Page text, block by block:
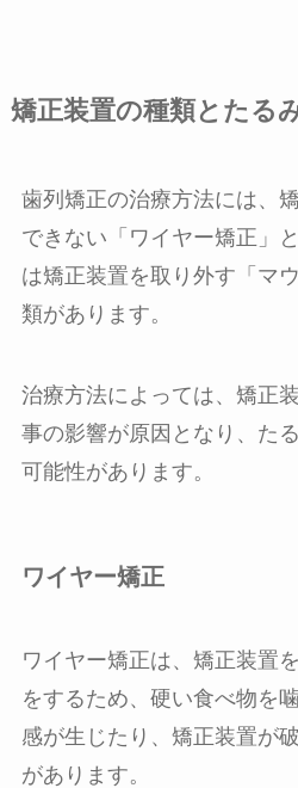
矯正装置の種類とたる
歯列矯正の治療方法には、
できない「ワイヤー矯正」
は矯正装置を取り外す「マ
類があります。
治療方法によっては、矯正
事の影響が原因となり、た
可能性があります。
ワイヤー矯正
ワイヤー矯正は、矯正装置
をするため、硬い食べ物を
感が生じたり、矯正装置が
があります。